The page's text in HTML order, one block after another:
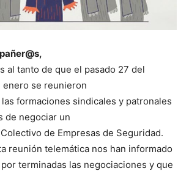
al tanto de que el pasado 27 del
enero se reunieron
formaciones sindicales y patronales
de negociar un
de Empresas de Seguridad.
reunión telemática nos han informado
terminadas las negociaciones y que